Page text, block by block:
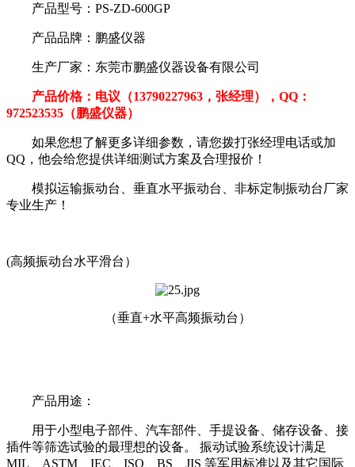
产品型号：PS-ZD-600GP
产品品牌：鹏盛仪器
生产厂家：东莞市鹏盛仪器设备有限公司
产品价格：电议（13790227963，张经理），QQ：
972523535（鹏盛仪器）
如果您想了解更多详细参数，请您拨打张经理电话或加
QQ，他会给您提供详细测试方案及合理报价！
模拟运输振动台、垂直水平振动台、非标定制振动台厂家
专业生产！
(高频振动台水平滑台）
（垂直+水平高频振动台）
产品用途：
用于小型电子部件、汽车部件、手提设备、储存设备、接
插件等筛选试验的最理想的设备。 振动试验系统设计满足
MIL、ASTM、IEC、ISO、BS、JIS 等军用标准以及其它国际